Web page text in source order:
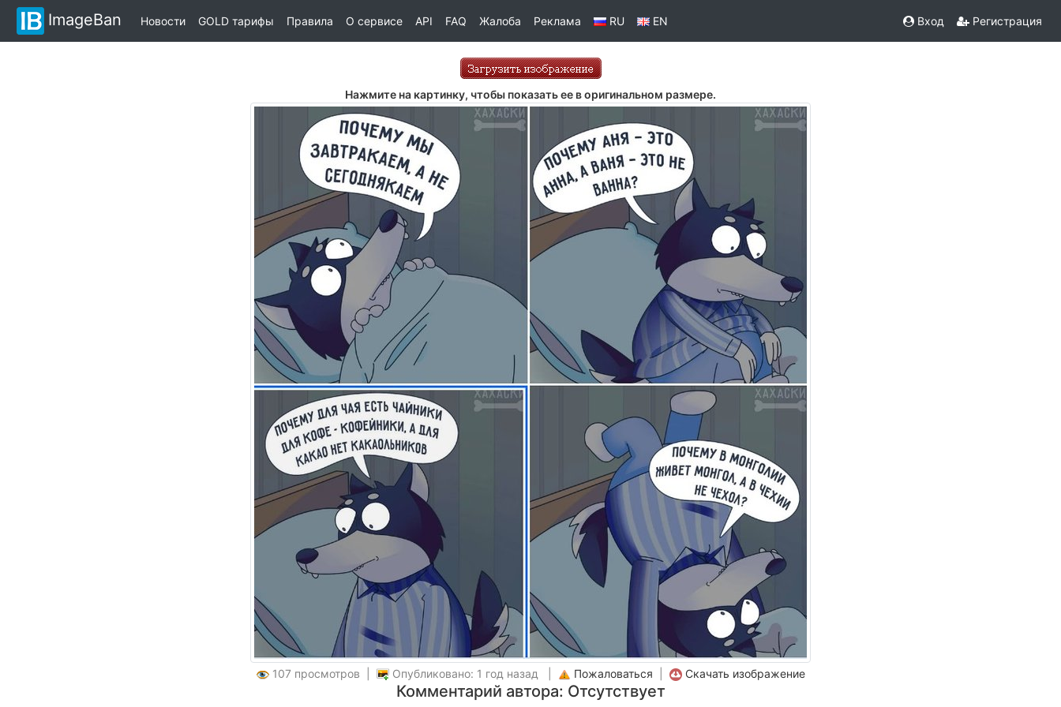
ImageBan Новости GOLD тарифы Правила О сервисе API FAQ Жалоба Реклама RU EN Вход Регистрация
Нажмите на картинку, чтобы показать ее в оригинальном размере.
107 просмотров | Опубликовано: 1 год назад | Пожаловаться Скачать изображение
Комментарий автора: Отсутствует